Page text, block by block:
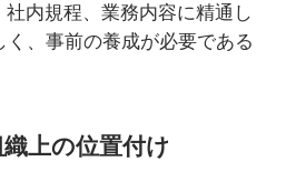
内規程、業務内容に精通し
、事前の養成が必要である
上の位置付け